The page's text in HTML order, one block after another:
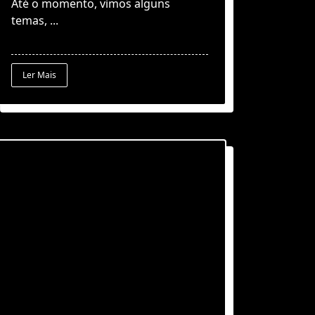
Até o momento, vimos alguns
temas, ...
Ler Mais